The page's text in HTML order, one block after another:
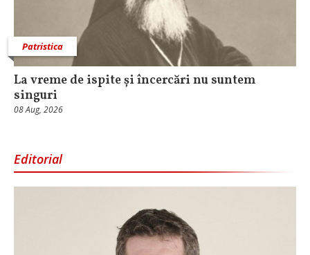
Patristica
La vreme de ispite și încercări nu suntem
singuri
08 Aug, 2026
Editorial